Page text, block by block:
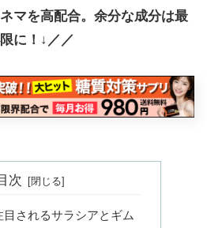
マを高配合。余分な成分は最
に！↓／／
次
されるサラシアとギム